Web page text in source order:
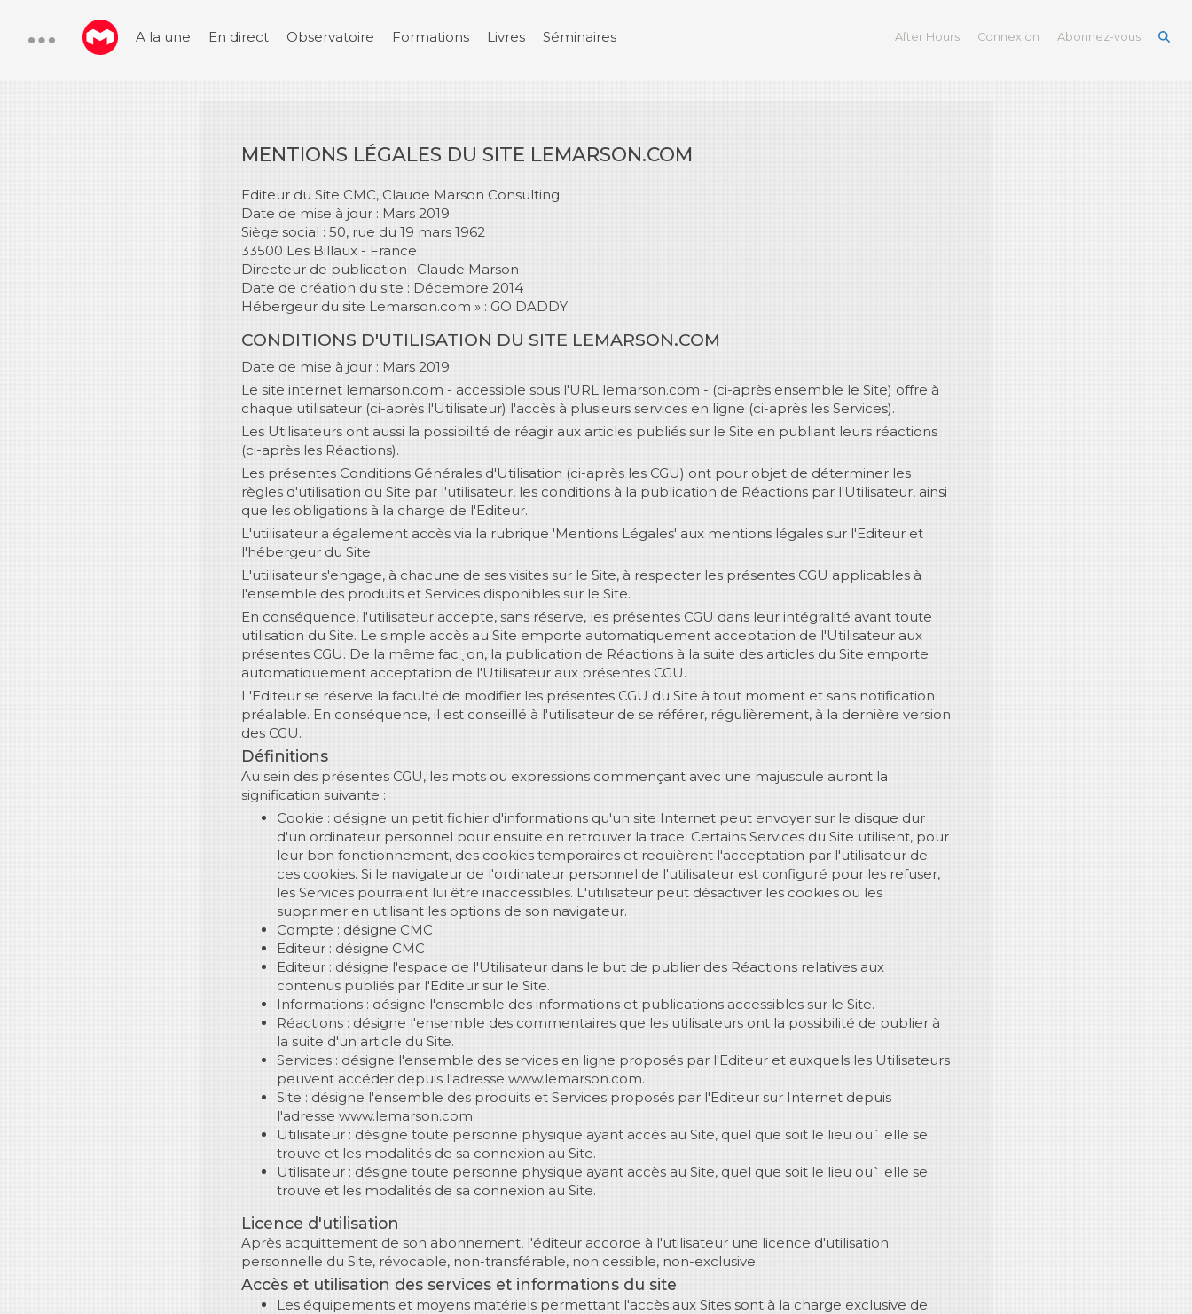
A la une En direct Observatoire Formations Livres Séminaires After Hours Connexion Abonnez-vous
MENTIONS LÉGALES DU SITE LEMARSON.COM
Editeur du Site CMC, Claude Marson Consulting
Date de mise à jour : Mars 2019
Siège social : 50, rue du 19 mars 1962
33500 Les Billaux - France
Directeur de publication : Claude Marson
Date de création du site : Décembre 2014
Hébergeur du site Lemarson.com » : GO DADDY
CONDITIONS D'UTILISATION DU SITE LEMARSON.COM
Date de mise à jour : Mars 2019
Le site internet lemarson.com - accessible sous l'URL lemarson.com - (ci-après ensemble le Site) offre à
chaque utilisateur (ci-après l'Utilisateur) l'accès à plusieurs services en ligne (ci-après les Services).
Les Utilisateurs ont aussi la possibilité de réagir aux articles publiés sur le Site en publiant leurs réactions
(ci-après les Réactions).
Les présentes Conditions Générales d'Utilisation (ci-après les CGU) ont pour objet de déterminer les
règles d'utilisation du Site par l'utilisateur, les conditions à la publication de Réactions par l'Utilisateur, ainsi
que les obligations à la charge de l'Editeur.
L'utilisateur a également accès via la rubrique 'Mentions Légales' aux mentions légales sur l'Editeur et
l'hébergeur du Site.
L'utilisateur s'engage, à chacune de ses visites sur le Site, à respecter les présentes CGU applicables à
l'ensemble des produits et Services disponibles sur le Site.
En conséquence, l'utilisateur accepte, sans réserve, les présentes CGU dans leur intégralité avant toute
utilisation du Site. Le simple accès au Site emporte automatiquement acceptation de l'Utilisateur aux
présentes CGU. De la même fac¸on, la publication de Réactions à la suite des articles du Site emporte
automatiquement acceptation de l'Utilisateur aux présentes CGU.
L'Editeur se réserve la faculté de modifier les présentes CGU du Site à tout moment et sans notification
préalable. En conséquence, il est conseillé à l'utilisateur de se référer, régulièrement, à la dernière version
des CGU.
Définitions
Au sein des présentes CGU, les mots ou expressions commençant avec une majuscule auront la
signification suivante :
Cookie : désigne un petit fichier d'informations qu'un site Internet peut envoyer sur le disque dur
d'un ordinateur personnel pour ensuite en retrouver la trace. Certains Services du Site utilisent, pour
leur bon fonctionnement, des cookies temporaires et requièrent l'acceptation par l'utilisateur de
ces cookies. Si le navigateur de l'ordinateur personnel de l'utilisateur est configuré pour les refuser,
les Services pourraient lui être inaccessibles. L'utilisateur peut désactiver les cookies ou les
supprimer en utilisant les options de son navigateur.
Compte : désigne CMC
Editeur : désigne CMC
Editeur : désigne l'espace de l'Utilisateur dans le but de publier des Réactions relatives aux
contenus publiés par l'Editeur sur le Site.
Informations : désigne l'ensemble des informations et publications accessibles sur le Site.
Réactions : désigne l'ensemble des commentaires que les utilisateurs ont la possibilité de publier à
la suite d'un article du Site.
Services : désigne l'ensemble des services en ligne proposés par l'Editeur et auxquels les Utilisateurs
peuvent accéder depuis l'adresse www.lemarson.com.
Site : désigne l'ensemble des produits et Services proposés par l'Editeur sur Internet depuis
l'adresse www.lemarson.com.
Utilisateur : désigne toute personne physique ayant accès au Site, quel que soit le lieu ou` elle se
trouve et les modalités de sa connexion au Site.
Utilisateur : désigne toute personne physique ayant accès au Site, quel que soit le lieu ou` elle se
trouve et les modalités de sa connexion au Site.
Licence d'utilisation
Après acquittement de son abonnement, l'éditeur accorde à l'utilisateur une licence d'utilisation
personnelle du Site, révocable, non-transférable, non cessible, non-exclusive.
Accès et utilisation des services et informations du site
Les équipements et moyens matériels permettant l'accès aux Sites sont à la charge exclusive de